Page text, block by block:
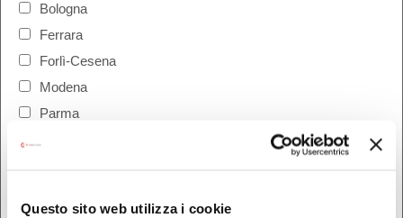
Questo sito web utilizza i cookie
Bologna
Ferrara
Forlì-Cesena
Modena
Parma